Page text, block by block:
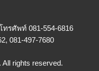
ทรศัพท์ 081-554-6816
081-497-7680
rights reserved.